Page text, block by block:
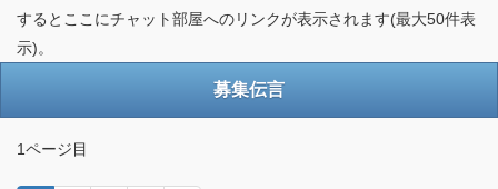
するとここにチャット部屋へのリンクが表示されます(最大50件表
示)。
募集伝言
1ページ目